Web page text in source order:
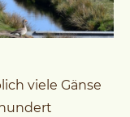
viele Gänse